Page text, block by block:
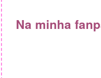
Na minha